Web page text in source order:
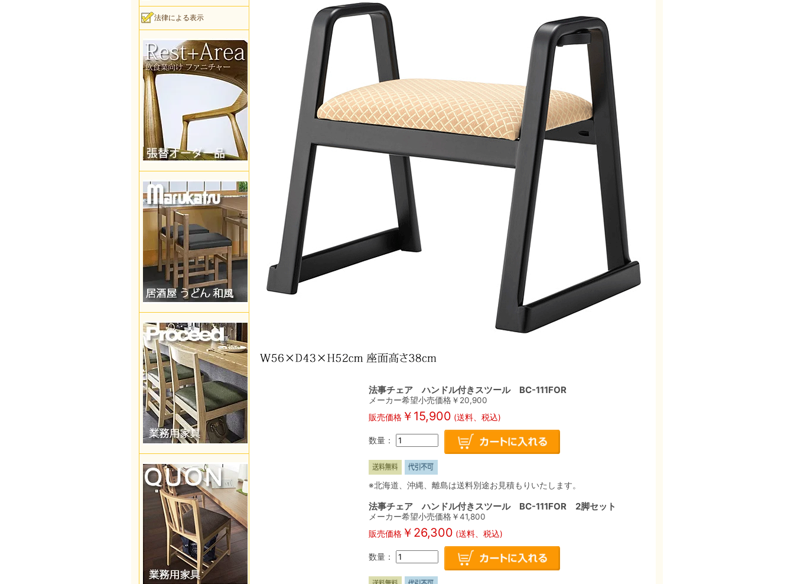
法事チェア ハンドル付きスツール BC-111FOR
メーカー希望小売価格￥ 20,900
販売価格￥ 15,900 (送料、税込)
数量：
※北海道、沖縄、離島は送料別途お見積もりいたします。
法事チェア ハンドル付きスツール BC-111FOR 2脚セット
メーカー希望小売価格￥41,800
販売価格￥ 26,300 (送料、税込)
数量：
法律による表示